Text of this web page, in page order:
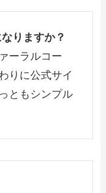
りますか？
ーラルコー
りに公式サイ
ともシンプル